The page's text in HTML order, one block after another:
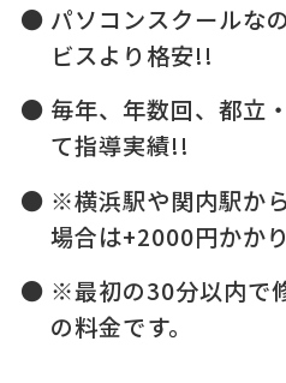
パソコンスクールな
ビスより格安!!
毎年、年数回、都立
て指導実績!!
※横浜駅や関内駅か
場合は+2000円かかり
※最初の30分以内で
の料金です。